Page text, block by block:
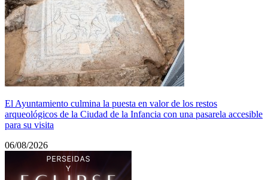
El Ayuntamiento culmina la puesta en valor de los restos
arqueológicos de la Ciudad de la Infancia con una pasarela accesible
para su visita
06/08/2026